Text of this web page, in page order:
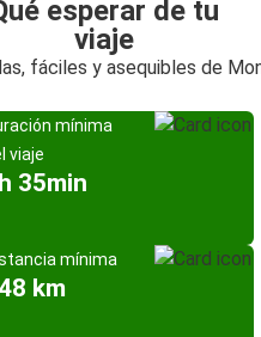
esperar de tu
viaje
fáciles y asequibles de
mínima
viaje
35min
mínima
km